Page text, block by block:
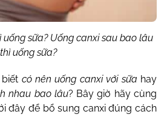
sữa? Uống canxi sau bao lâu
thì uống sữa?
có nên uống canxi với sữa hay
nhau bao lâu? Bây giờ hãy cùng
đây để bổ sung canxi đúng cách